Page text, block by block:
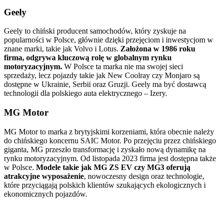
Geely
Geely to chiński producent samochodów, który zyskuje na
popularności w Polsce, głównie dzięki przejęciom i inwestycjom w
znane marki, takie jak Volvo i Lotus. Założona w 1986 roku
firma, odgrywa kluczową rolę w globalnym rynku
motoryzacyjnym. W Polsce ta marka nie ma swojej sieci
sprzedaży, lecz pojazdy takie jak New Coolray czy Monjaro są
dostępne w Ukrainie, Serbii oraz Gruzji. Geely ma być dostawcą
technologii dla polskiego auta elektrycznego – Izery.
MG Motor
MG Motor to marka z brytyjskimi korzeniami, która obecnie należy
do chińskiego koncernu SAIC Motor. Po przejęciu przez chińskiego
giganta, MG przeszło transformację i zyskało nową dynamikę na
rynku motoryzacyjnym. Od listopada 2023 firma jest dostępna także
w Polsce. Modele takie jak MG ZS EV czy MG3 oferują
atrakcyjne wyposażenie, nowoczesny design oraz technologie,
które przyciągają polskich klientów szukających ekologicznych i
ekonomicznych pojazdów.